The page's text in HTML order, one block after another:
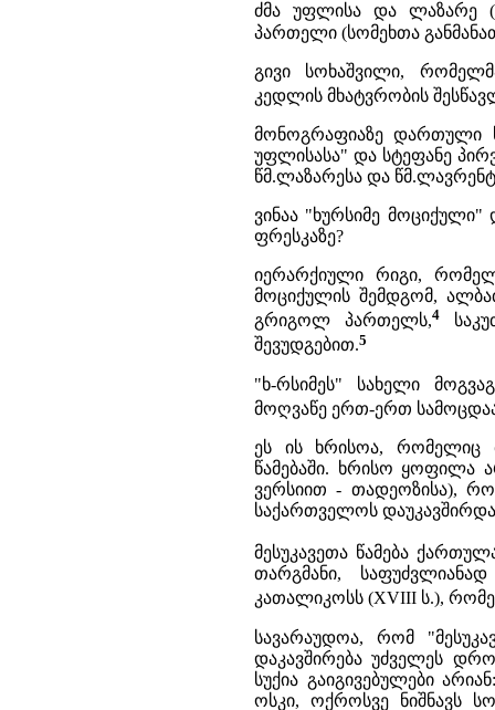
ძმა უფლისა და ლაზარე
პართელი (სომეხთა
გივი სოხაშვილი,
კედლის მხატვრობის
მონოგრაფიაზე დართული
უფლისასა" და სტეფანე
წმ.ლაზარესა და
ვინაა "ხურსიმე
ფრესკაზე?
იერარქიული რიგი,
მოციქულის შემდგომ,
გრიგოლ პართელს,4
შევუდგებით.5
"ხ-რსიმეს" სახელი
მოღვაწე ერთ-ერთ
ეს ის ხრისოა, რომელიც
წამებაში. ხრისო ყოფილა
ვერსიით - თადეოზისა),
საქარ­თველოს
მესუკავეთა წამება
თარგმანი,
კათალიკოსს (XVIII ს.),
სავარაუდოა, რომ
დაკავშირება უძველეს
სუქია გაიგივებულები
ოსკი, ოქროსვე ნიშნავს